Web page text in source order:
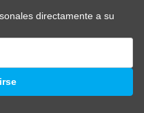
directamente a su